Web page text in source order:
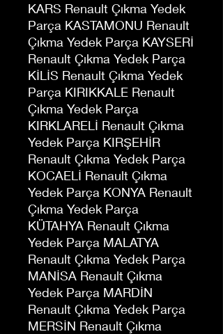
KARS Renault Çıkma Yedek
Parça KASTAMONU Renault
Çıkma Yedek Parça KAYSERİ
Renault Çıkma Yedek Parça
KİLİS Renault Çıkma Yedek
Parça KIRIKKALE Renault
Çıkma Yedek Parça
KIRKLARELİ Renault Çıkma
Yedek Parça KIRŞEHİR
Renault Çıkma Yedek Parça
KOCAELİ Renault Çıkma
Yedek Parça KONYA Renault
Çıkma Yedek Parça
KÜTAHYA Renault Çıkma
Yedek Parça MALATYA
Renault Çıkma Yedek Parça
MANİSA Renault Çıkma
Yedek Parça MARDİN
Renault Çıkma Yedek Parça
MERSİN Renault Çıkma